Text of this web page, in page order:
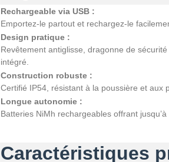
Rechargeable via USB :
Emportez-le partout et rechargez-le
Design pratique :
Revêtement antiglisse, dragonne de
intégré.
Construction robuste :
Certifié IP54, résistant à la poussière et aux
Longue autonomie :
Batteries NiMh rechargeables offrant
Caractéristiques